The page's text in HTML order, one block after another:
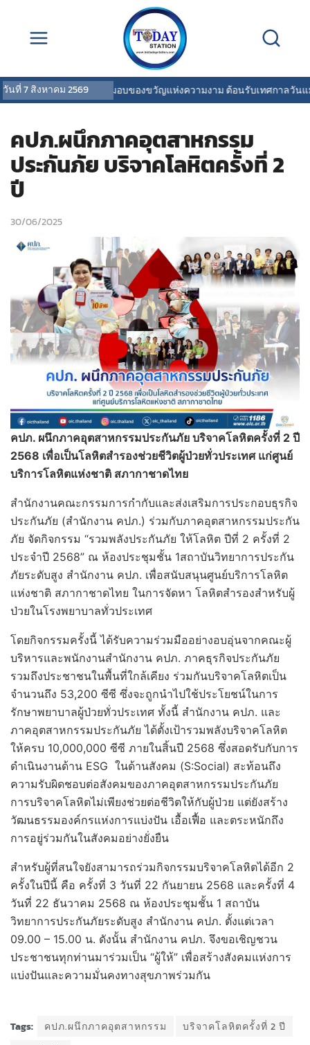
วันที่7 สิงหาคม 2569
COVERMARK มอบของขวัญแห่งความงาม ต้อนรับเทศกาลวันแม่
คปภ.ผนึกภาคอุตสาหกรรม
ประกันภัย บริจาคโลหิตครั้งที่ 2
ปี
30/06/2025
คปภ. ผนึกภาคอุตสาหกรรมประกันภัย บริจาคโลหิตครั้งที่ 2 ปี
2568 เพื่อเป็นโลหิตสำรองช่วยชีวิตผู้ป่วยทั่วประเทศ แก่ศูนย์
บริการโลหิตแห่งชาติ สภากาชาดไทย
สำนักงานคณะกรรมการกำกับและส่งเสริมการประกอบธุรกิจ
ประกันภัย (สำนักงาน คปภ.) ร่วมกับภาคอุตสาหกรรมประกัน
ภัย จัดกิจกรรม “รวมพลังประกันภัย ให้โลหิต ปีที่ 2 ครั้งที่ 2
ประจำปี 2568” ณ ห้องประชุมชั้น 1สถาบันวิทยาการประกัน
ภัยระดับสูง สำนักงาน คปภ. เพื่อสนับสนุนศูนย์บริการโลหิต
แห่งชาติ สภากาชาดไทย ในการจัดหา โลหิตสำรองสำหรับผู้
ป่วยในโรงพยาบาลทั่วประเทศ
โดยกิจกรรมครั้งนี้ ได้รับความร่วมมืออย่างอบอุ่นจากคณะผู้
บริหารและพนักงานสำนักงาน คปภ. ภาคธุรกิจประกันภัย
รวมถึงประชาชนในพื้นที่ใกล้เคียง ร่วมกันบริจาคโลหิตเป็น
จำนวนถึง 53,200 ซีซี ซึ่งจะถูกนำไปใช้ประโยชน์ในการ
รักษาพยาบาลผู้ป่วยทั่วประเทศ ทั้งนี้ สำนักงาน คปภ. และ
ภาคอุตสาหกรรมประกันภัย ได้ตั้งเป้ารวมพลังบริจาคโลหิต
ให้ครบ 10,000,000 ซีซี ภายในสิ้นปี 2568 ซึ่งสอดรับกับการ
ดำเนินงานด้าน ESG ในด้านสังคม (S:Social) สะท้อนถึง
ความรับผิดชอบต่อสังคมของภาคอุตสาหกรรมประกันภัย
การบริจาคโลหิตไม่เพียงช่วยต่อชีวิตให้กับผู้ป่วย แต่ยังสร้าง
วัฒนธรรมองค์กรแห่งการแบ่งปัน เอื้อเฟื้อ และตระหนักถึง
การอยู่ร่วมกันในสังคมอย่างยั่งยืน
สำหรับผู้ที่สนใจยังสามารถร่วมกิจกรรมบริจาคโลหิตได้อีก 2
ครั้งในปีนี้ คือ ครั้งที่ 3 วันที่ 22 กันยายน 2568 และครั้งที่ 4
วันที่ 22 ธันวาคม 2568 ณ ห้องประชุมชั้น 1 สถาบัน
วิทยาการประกันภัยระดับสูง สำนักงาน คปภ. ตั้งแต่เวลา
09.00 – 15.00 น. ดังนั้น สำนักงาน คปภ. จึงขอเชิญชวน
ประชาชนทุกท่านมาร่วมเป็น “ผู้ให้” เพื่อสร้างสังคมแห่งการ
แบ่งปันและความมั่นคงทางสุขภาพร่วมกัน
Tags: คปภ.ผนึกภาคอุตสาหกรรม
บริจาคโลหิตครั้งที่ 2 ปี